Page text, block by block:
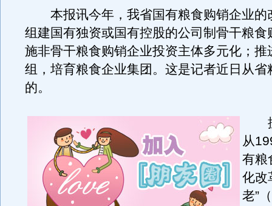
本报讯今年，我省国有粮食购销企业的
组建国有独资或国有控股的公司制骨干粮食
施非骨干粮食购销企业投资主体多元化；推
组，培育粮食企业集团。这是记者近日从省
的。
据
从
有粮
化改
老”